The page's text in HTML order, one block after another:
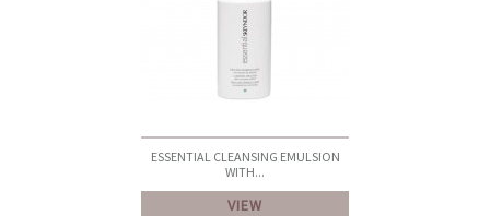
ESSENTIAL CLEANSING EMULSION
WITH...
VIEW